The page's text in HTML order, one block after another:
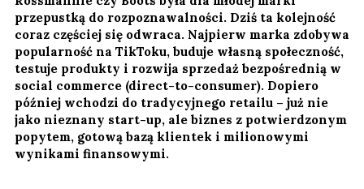
przepustką do rozpoznawalności. Dziś ta kolejność
coraz częściej się odwraca. Najpierw marka zdobywa
popularność na TikToku, buduje własną społeczność,
testuje produkty i rozwija sprzedaż bezpośrednią w
social commerce (direct-to-consumer). Dopiero
później wchodzi do tradycyjnego retailu – już nie
jako nieznany start-up, ale biznes z potwierdzonym
popytem, gotową bazą klientek i milionowymi
wynikami finansowymi.